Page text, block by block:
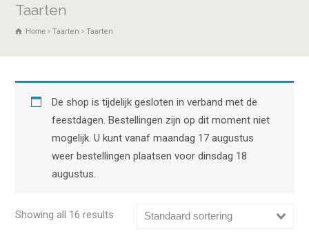
Taarten
Home Taarten Taarten
De shop is tijdelijk gesloten in verband met de
feestdagen. Bestellingen zijn op dit moment niet
mogelijk. U kunt vanaf maandag 17 augustus
weer bestellingen plaatsen voor dinsdag 18
augustus.
Showing all 16 results Standaard sortering